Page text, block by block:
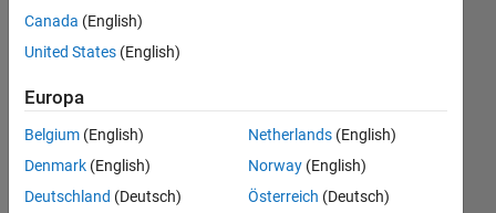
12 Giu
2013
Risposta
accettata
6
Canada (English)
United States (English)
Europa
Belgium (English)
Denmark (English)
Deutschland (Deutsch)
Netherlands(English)
Norway(English)
Österreich (Deutsch)